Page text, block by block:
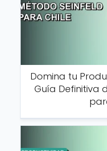
Domina tu
Guía Definitiva